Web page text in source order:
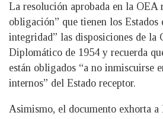
La resolución aprobada en la OEA
obligación” que tienen los Estados
integridad” las disposiciones de la
Diplomático de 1954 y recuerda
están obligados “a no inmiscuirse
internos” del Estado receptor.
Asimismo, el documento exhorta